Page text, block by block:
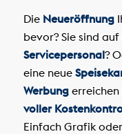
Die Neueröffnung
bevor? Sie sind
Servicepersonal?
eine neue
Werbungerreichen
voller
Einfach Grafik